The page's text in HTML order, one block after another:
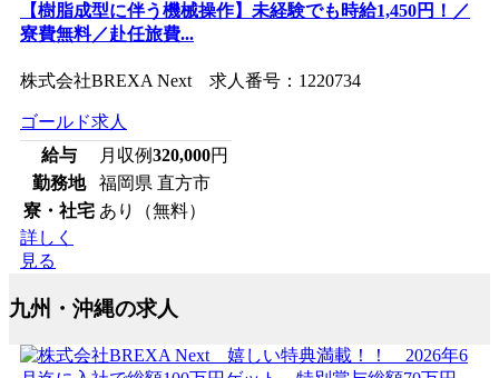
【樹脂成型に伴う機械操作】未経験でも時給1,450円！／
寮費無料／赴任旅費...
株式会社BREXA Next 求人番号：1220734
ゴールド求人
給与
月収例320,000円
勤務地
福岡県 直方市
寮・社宅 あり（無料）
詳しく
見る
九州・沖縄の求人